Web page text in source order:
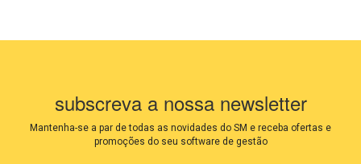
subscreva a nossa newsletter
Mantenha-se a par de todas as novidades do SM e receba ofertas e
promoções do seu software de gestão